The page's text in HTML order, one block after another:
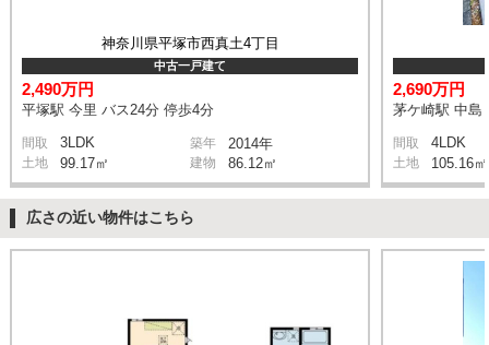
神奈川県平塚市西真土4丁目
中古一戸建て
2,490万円
平塚駅 今里 バス24分 停歩4分
間取 3LDK 築年 2014年
土地 99.17㎡ 建物 86.12㎡
2,690万円
茅ケ崎駅 中島
間取 4LDK
土地 105.16㎡
広さの近い物件はこちら